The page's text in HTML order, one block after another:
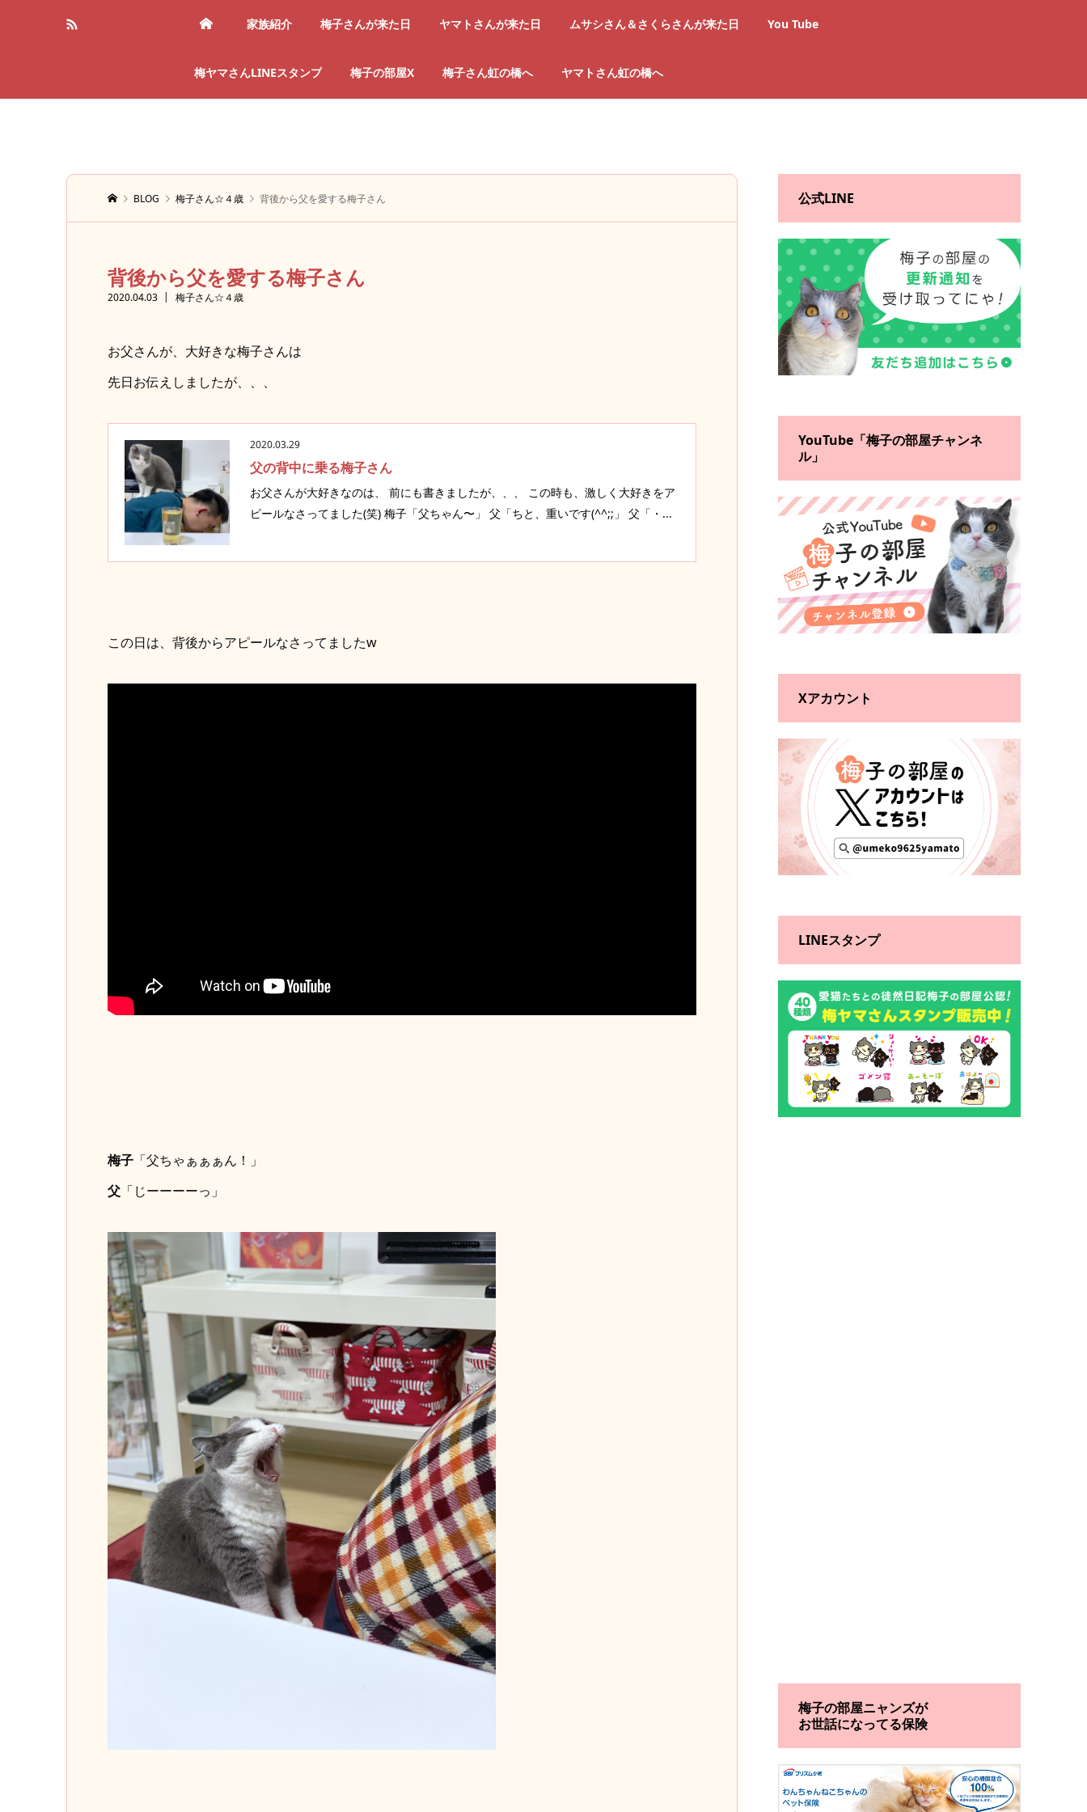
家族紹介 梅子さんが来た日 ヤマトさんが来た日 ムサシさん＆さくらさんが来た日 You Tube
梅ヤマさんLINEスタンプ 梅子の部屋X 梅子さん虹の橋へ ヤマトさん虹の橋へ
BLOG 梅子さん☆４歳 背後から父を愛する梅子さん
背後から父を愛する梅子さん
2020.04.03 梅子さん☆４歳
お父さんが、大好きな梅子さんは
先日お伝えしましたが、、、
2020.03.29
父の背中に乗る梅子さん
お父さんが大好きなのは、 前にも書きましたが、、、 この時も、激しく大好きをア
ピールなさってました(笑) 梅子「父ちゃん〜」 父「ちと、重いです(^^;;」 父「・...
この日は、背後からアピールなさってましたw
梅子「父ちゃぁぁぁん！」
父「じーーーーっ」
公式LINE
YouTube「梅子の部屋チャンネ
ル」
Xアカウント
LINEスタンプ
梅子の部屋ニャンズが
お世話になってる保険